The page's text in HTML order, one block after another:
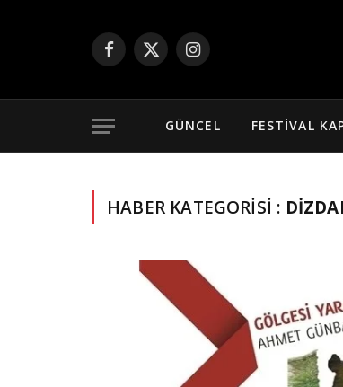
Facebook
X
Instagram
GÜNCEL FESTIVAL
HABER KATEGORISI :